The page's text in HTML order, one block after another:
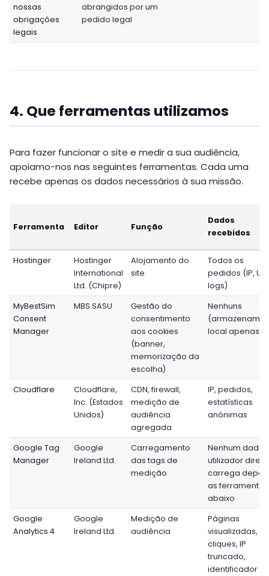
nossas
obrigações
legais
abrangidos por um
pedido legal
4. Que ferramentas utilizamos
Para fazer funcionar o site e medir a sua audiência,
apoiamo-nos nas seguintes ferramentas. Cada uma
recebe apenas os dados necessários à sua missão.
Ferramenta Editor Função
Dados
recebidos
Hostinger
Hostinger
International
Ltd. (Chipre)
Alojamento do
site
Todos os
pedidos (IP,
logs)
MyBestSim
Consent
Manager
MBS SASU
Gestão do
consentimento
aos cookies
(banner,
memorização da
escolha)
Nenhuns
local apenas)
Cloudflare
Cloudflare,
Inc. (Estados
Unidos)
CDN, firewall,
medição de
audiência
agregada
IP, pedidos,
estatísticas
anónimas
Google Tag
Manager
Google
Ireland Ltd.
Carregamento
das tags de
medição
Nenhum dado
utilizador
carrega
as ferramentas
abaixo
Google
Analytics 4
Google
Ireland Ltd.
Medição de
audiência
Páginas
visualizadas,
cliques, IP
truncado,
identificador